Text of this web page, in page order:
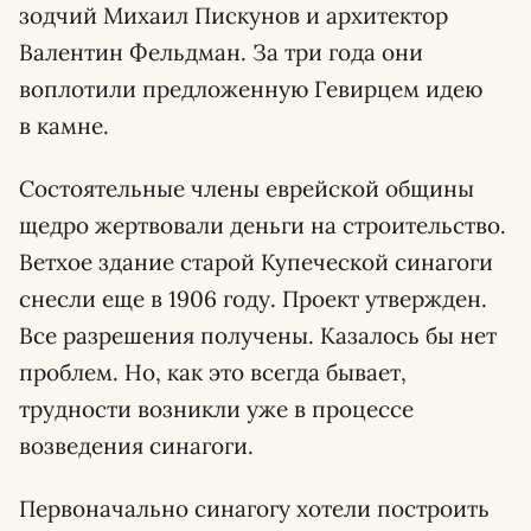
зодчий Михаил Пискунов и архитектор
Валентин Фельдман. За три года они
воплотили предложенную Гевирцем идею
в камне.
Состоятельные члены еврейской общины
щедро жертвовали деньги на строительство.
Ветхое здание старой Купеческой синагоги
снесли еще в 1906 году. Проект утвержден.
Все разрешения получены. Казалось бы нет
проблем. Но, как это всегда бывает,
трудности возникли уже в процессе
возведения синагоги.
Первоначально синагогу хотели построить